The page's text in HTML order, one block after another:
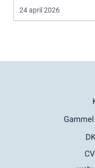
hållbar livsst...
24 april 2026